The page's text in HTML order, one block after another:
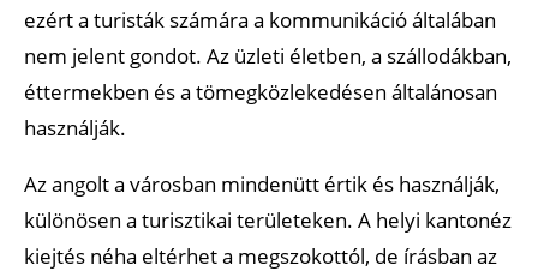
ezért a turisták számára a kommunikáció általában
nem jelent gondot. Az üzleti életben, a szállodákban,
éttermekben és a tömegközlekedésen általánosan
használják.
Az angolt a városban mindenütt értik és használják,
különösen a turisztikai területeken. A helyi kantonéz
kiejtés néha eltérhet a megszokottól, de írásban az